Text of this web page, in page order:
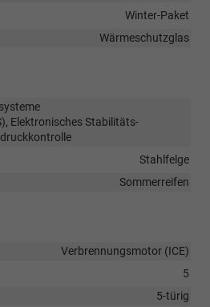
Winter-Paket
Wärmeschutzglas
Elektronisches Stabilitäts-
Stahlfelge
Sommerreifen
Verbrennungsmotor (ICE)
5
5-türig